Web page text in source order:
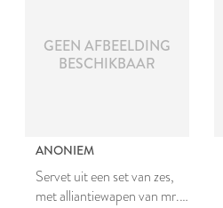
GEEN AFBEELDING
BESCHIKBAAR
ANONIEM
Servet uit een set van zes,
met alliantiewapen van mr.